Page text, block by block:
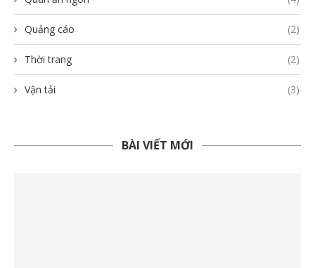
Quảng cáo (2)
Thời trang (2)
Vận tải (3)
BÀI VIẾT MỚI